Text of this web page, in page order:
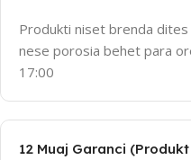
Produkti niset brenda dites
nese porosia behet para
17:00
12 Muaj Garanci (Produkt